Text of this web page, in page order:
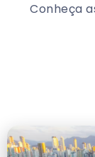
Conheça